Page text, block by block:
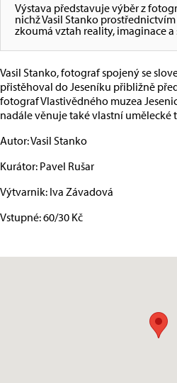
Výstava představuje výběr z
nichž Vasil Stanko
zkoumá vztah reality, imaginace
Vasil Stanko, fotograf spojený se
přistěhoval do Jeseníku přibližně
fotograf Vlastivědného muzea
nadále věnuje také vlastní umělecké
Autor: Vasil Stanko
Kurátor: Pavel Rušar
Výtvarnik: Iva Závadová
Vstupné: 60/30 Kč